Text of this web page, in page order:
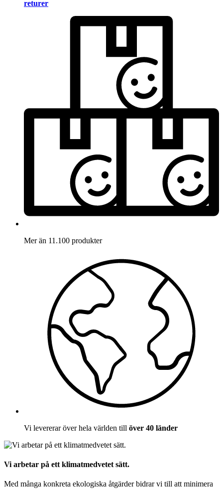
returer
Mer än 11.100 produkter
Vi levererar över hela världen till över 40 länder
Vi arbetar på ett klimatmedvetet sätt.
Med många konkreta ekologiska åtgärder bidrar vi till att minimera